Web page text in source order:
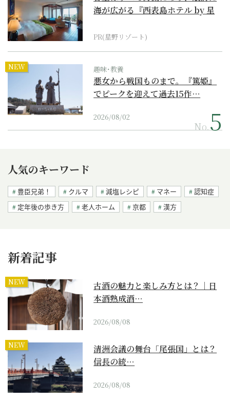
海が広がる『西表島ホテル by 星
PR(星野リゾート)
NEW 趣味･教養
悪女から戦国ものまで。『篤姫』
でピークを迎えて過去15作…
2026/08/02
No.
人気のキーワード
豊臣兄弟！ クルマ 減塩レシピ マネー
認知症
定年後の歩き方
老人ホーム 京都 漢方
新着記事
NEW
古酒の魅力と楽しみ方とは？｜日
本酒熟成酒…
2026/08/08
NEW
清洲会議の舞台「尾張国」とは？
信長の統…
2026/08/08